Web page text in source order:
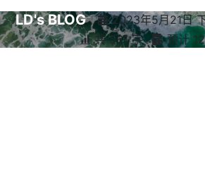
LD's BLOG
2023年5月21日
共 561 字
预计